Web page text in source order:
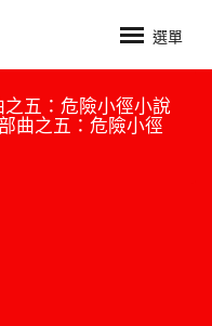
選單
五：危險小徑小說
曲之五：危險小徑